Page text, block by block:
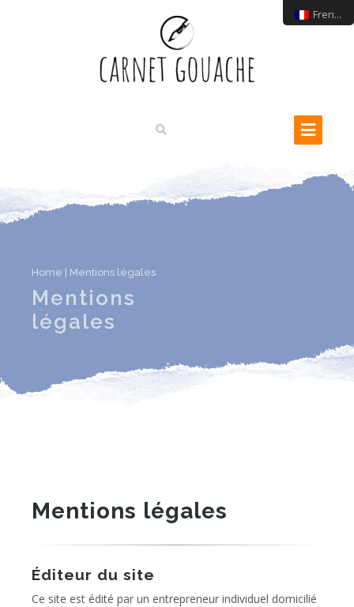
Home Mentions légales
Mentions
légales
Mentions légales
Éditeur du site
Ce site est édité par un entrepreneur individuel domicilié
French